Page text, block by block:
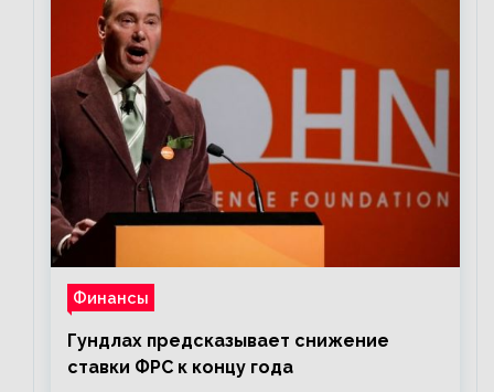
Финансы
Гундлах предсказывает снижение
ставки ФРС к концу года